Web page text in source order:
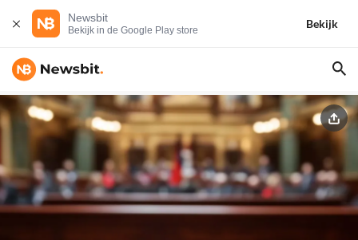
Newsbit
Bekijk in de Google Play store
Bekijk